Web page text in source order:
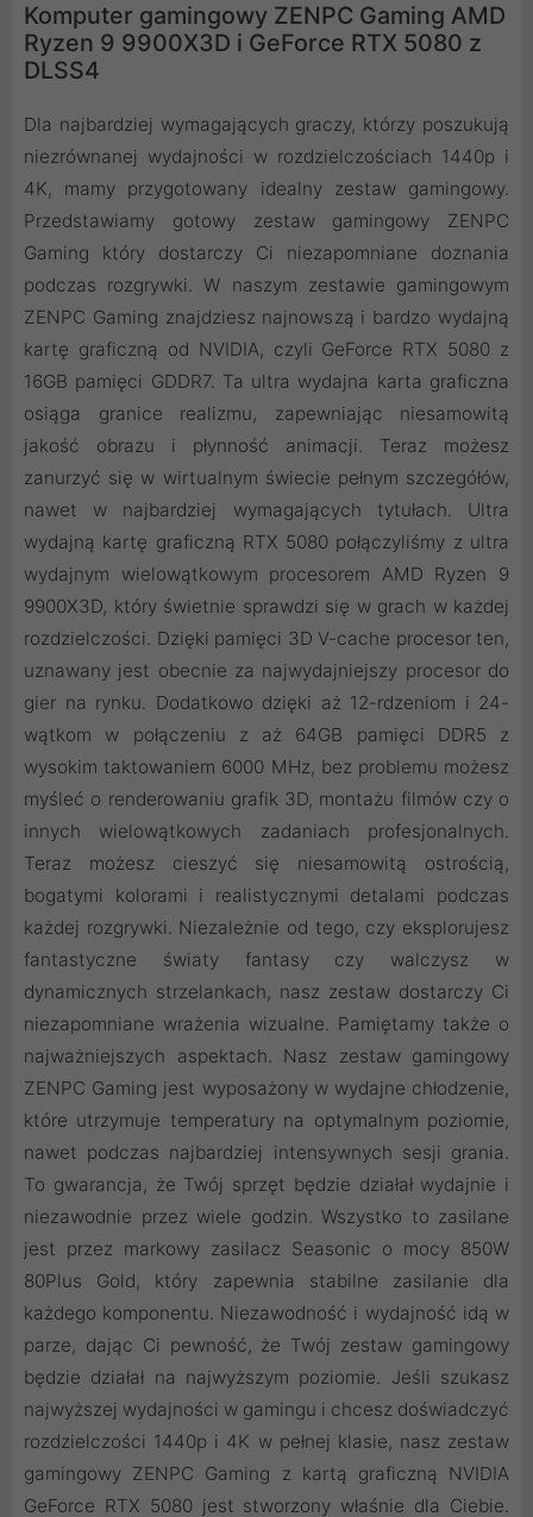
Komputer gamingowy ZENPC Gaming AMD
Ryzen 9 9900X3D i GeForce RTX 5080 z
DLSS4
Dla najbardziej wymagających graczy, którzy poszukują
niezrównanej wydajności w rozdzielczościach 1440p i
4K, mamy przygotowany idealny zestaw gamingowy.
Przedstawiamy gotowy zestaw gamingowy ZENPC
Gaming który dostarczy Ci niezapomniane doznania
podczas rozgrywki. W naszym zestawie gamingowym
ZENPC Gaming znajdziesz najnowszą i bardzo wydajną
kartę graficzną od NVIDIA, czyli GeForce RTX 5080 z
16GB pamięci GDDR7. Ta ultra wydajna karta graficzna
osiąga granice realizmu, zapewniając niesamowitą
jakość obrazu i płynność animacji. Teraz możesz
zanurzyć się w wirtualnym świecie pełnym szczegółów,
nawet w najbardziej wymagających tytułach. Ultra
wydajną kartę graficzną RTX 5080 połączyliśmy z ultra
wydajnym wielowątkowym procesorem AMD Ryzen 9
9900X3D, który świetnie sprawdzi się w grach w każdej
rozdzielczości. Dzięki pamięci 3D V-cache procesor ten,
uznawany jest obecnie za najwydajniejszy procesor do
gier na rynku. Dodatkowo dzięki aż 12-rdzeniom i 24-
wątkom w połączeniu z aż 64GB pamięci DDR5 z
wysokim taktowaniem 6000 MHz, bez problemu możesz
myśleć o renderowaniu grafik 3D, montażu filmów czy o
innych wielowątkowych zadaniach profesjonalnych.
Teraz możesz cieszyć się niesamowitą ostrością,
bogatymi kolorami i realistycznymi detalami podczas
każdej rozgrywki. Niezależnie od tego, czy eksplorujesz
fantastyczne światy fantasy czy walczysz w
dynamicznych strzelankach, nasz zestaw dostarczy Ci
niezapomniane wrażenia wizualne. Pamiętamy także o
najważniejszych aspektach. Nasz zestaw gamingowy
ZENPC Gaming jest wyposażony w wydajne chłodzenie,
które utrzymuje temperatury na optymalnym poziomie,
nawet podczas najbardziej intensywnych sesji grania.
To gwarancja, że Twój sprzęt będzie działał wydajnie i
niezawodnie przez wiele godzin. Wszystko to zasilane
jest przez markowy zasilacz Seasonic o mocy 850W
80Plus Gold, który zapewnia stabilne zasilanie dla
każdego komponentu. Niezawodność i wydajność idą w
parze, dając Ci pewność, że Twój zestaw gamingowy
będzie działał na najwyższym poziomie. Jeśli szukasz
najwyższej wydajności w gamingu i chcesz doświadczyć
rozdzielczości 1440p i 4K w pełnej klasie, nasz zestaw
gamingowy ZENPC Gaming z kartą graficzną NVIDIA
GeForce RTX 5080 jest stworzony właśnie dla Ciebie.